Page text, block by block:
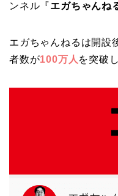
ンネル『エガちゃんね
エガちゃんねるは開設
者数が100万人 を突破